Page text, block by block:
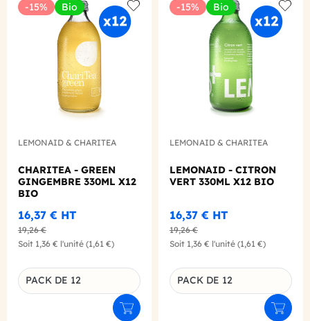
-15% Bio
Add to wishlist
LEMONAID & CHARITEA
CHARITEA - GREEN
GINGEMBRE 330ML X12
BIO
16,37 € HT
19,26 €
Soit 1,36 € l'unité (1,61 €)
Déclinaison du produit
PACK DE 12
Ajouter au panier
-15% Bio
Add
LEMONAID & CHARITEA
LEMONAID - CITRON
VERT 330ML X12 BIO
16,37 € HT
19,26 €
Soit 1,36 € l'unité (1,61 €)
Déclinaison du produit
PACK DE 12